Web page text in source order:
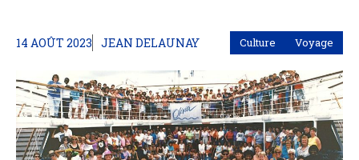
14 AOÛT 2023 JEAN DELAUNAY Culture Voyage